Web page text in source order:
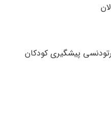
پیشگیری کودکان